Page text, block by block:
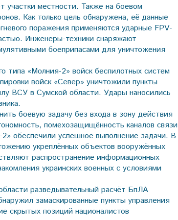
участки местности. Также на боевом
Как только цель обнаружена, её данные
поражения применяются ударные FPV-
Инженеры-техники снаряжают
боеприпасами для уничтожения
типа «Молния-2» войск беспилотных систем
войск «Север» уничтожили пункты
ВСУ в Сумской области. Удары наносились
боевую задачу без входа в зону действия
помехозащищённость каналов связи
обеспечили успешное выполнение задачи. В
укреплённых объектов вооружённых
распространение информационных
украинских военных с условиями
разведывательный расчёт БпЛА
замаскированные пункты управления
скрытых позиций националистов